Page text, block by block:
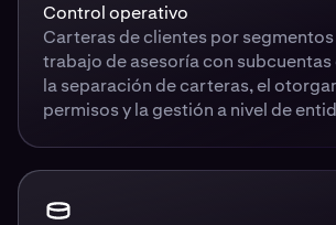
Control operativo
Carteras de clientes por
trabajo de asesoría con
la separación de carteras, el
permisos y la gestión a nivel de